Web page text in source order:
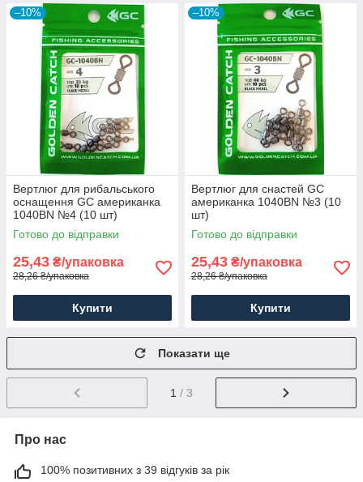
–10%
Вертлюг для рибальського
оснащення GC американка
1040BN №4 (10 шт)
Готово до відправки
25,43 ₴/упаковка
28,26 ₴/упаковка
Купити
–10%
Вертлюг для снастей GC
американка 1040BN №3 (10
шт)
Готово до відправки
25,43 ₴/упаковка
28,26 ₴/упаковка
Купити
Показати ще
1 / 3
Про нас
100% позитивних з 39 відгуків за рік